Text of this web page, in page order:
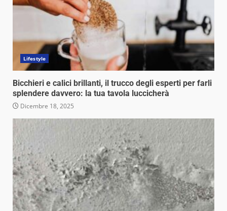
Lifestyle
Bicchieri e calici brillanti, il trucco degli esperti per farli
splendere davvero: la tua tavola luccicherà
Dicembre 18, 2025